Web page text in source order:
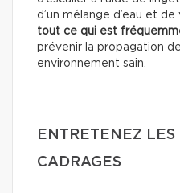
d’un mélange d’eau et
tout ce qui est
prévenir la propagation
environnement sain.
ENTRETENEZ
CADRAGES